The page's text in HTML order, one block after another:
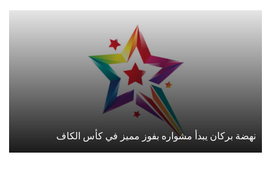
نهضة بركان يبدأ مشواره بفوز مميز في كأس الكاف